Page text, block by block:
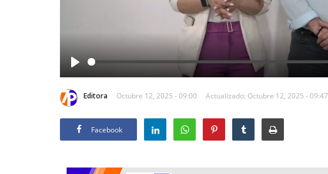
Editora Octubre 12, 2025 - 09:00 Actualizado: Octubre 12, 2025 - 09:47
Facebook